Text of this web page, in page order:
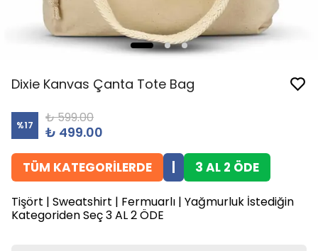
Dixie Kanvas Çanta Tote Bag
%17 ₺ 599.00
₺ 499.00
TÜM KATEGORİLERDE 3 AL 2 ÖDE
Tişört | Sweatshirt | Fermuarlı | Yağmurluk İstediğin
Kategoriden Seç 3 AL 2 ÖDE